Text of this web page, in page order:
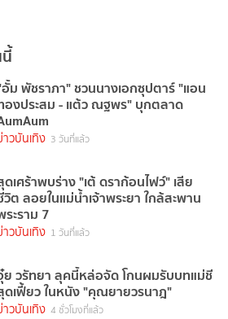
ม พัชราภา" ชวนนางเอกซุปตาร์ "แอน
องประสม - แต้ว ณฐพร" บุกตลาด
าวบันเทิง 3 วันที่แล้ว
ดเศร้าพบร่าง "เต้ ดราก้อนไฟว์" เสีย
วิต ลอยในแม่น้ำเจ้าพระยา ใกล้สะพาน
ระราม 7
าวบันเทิง 1 วันที่แล้ว
ย วรัทยา ลุคนี้หล่อจัด โกนผมรับบทแม่ชี
ดเฟี้ยว ในหนัง "คุณยายวรนาฎ"
าวบันเทิง 4 ชั่วโมงที่แล้ว